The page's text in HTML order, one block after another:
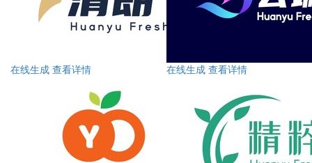
在线生成 查看详情 在线生成 查看详情